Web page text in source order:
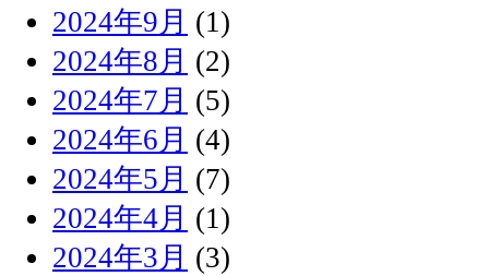
2024年9月 (1)
2024年8月 (2)
2024年7月 (5)
2024年6月 (4)
2024年5月 (7)
2024年4月 (1)
2024年3月 (3)